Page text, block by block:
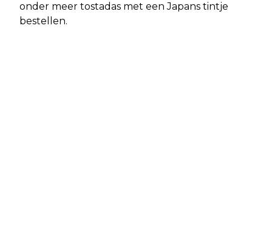
onder meer tostadas met een Japans tintje
bestellen.